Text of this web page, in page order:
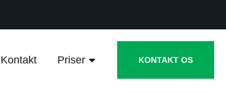
Kontakt Priser KONTAKT OS